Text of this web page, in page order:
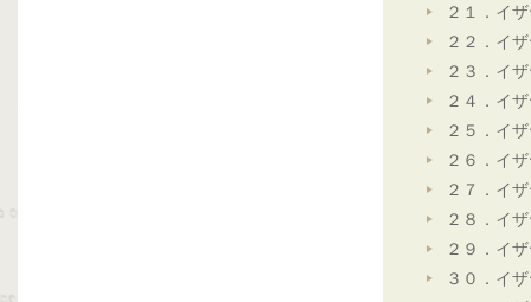
２１．イ
２２．イ
２３．イ
２４．イ
２５．イ
２６．イ
２７．イ
２８．イ
２９．イ
３０．イ